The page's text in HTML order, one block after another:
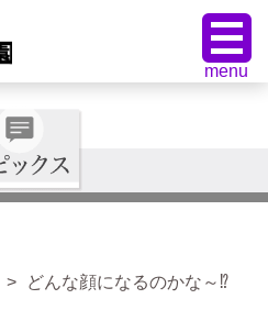
どんな顔になるのかな～⁉